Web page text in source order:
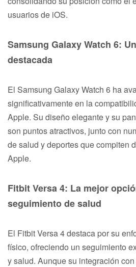
usuarios de iOS.
Samsung Galaxy Watch 6:
destacada
El Samsung Galaxy Watch 6 ha
significativamente en la
Apple. Su diseño elegante y su
son puntos atractivos, junto con
de salud y deportes que compiten
Apple.
Fitbit Versa 4: La mejor
seguimiento de salud
El Fitbit Versa 4 destaca por su
físico, ofreciendo un seguimiento
y salud. Aunque su integración